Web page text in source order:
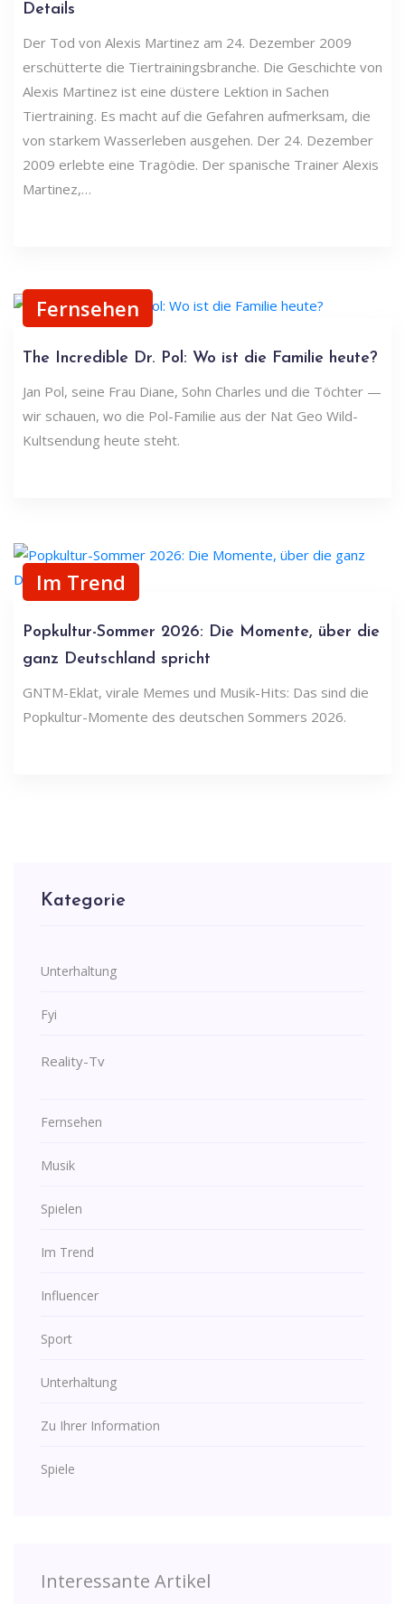
Details
Der Tod von Alexis Martinez am 24. Dezember 2009
erschütterte die Tiertrainingsbranche. Die Geschichte von
Alexis Martinez ist eine düstere Lektion in Sachen
Tiertraining. Es macht auf die Gefahren aufmerksam, die
von starkem Wasserleben ausgehen. Der 24. Dezember
2009 erlebte eine Tragödie. Der spanische Trainer Alexis
Martinez,…
Fernsehen
The Incredible Dr. Pol: Wo ist die Familie heute?
Jan Pol, seine Frau Diane, Sohn Charles und die Töchter —
wir schauen, wo die Pol-Familie aus der Nat Geo Wild-
Kultsendung heute steht.
Im Trend
Popkultur-Sommer 2026: Die Momente, über die
ganz Deutschland spricht
GNTM-Eklat, virale Memes und Musik-Hits: Das sind die
Popkultur-Momente des deutschen Sommers 2026.
Kategorie
Unterhaltung
Fyi
Reality-Tv
Fernsehen
Musik
Spielen
Im Trend
Influencer
Sport
Unterhaltung
Zu Ihrer Information
Spiele
Interessante Artikel